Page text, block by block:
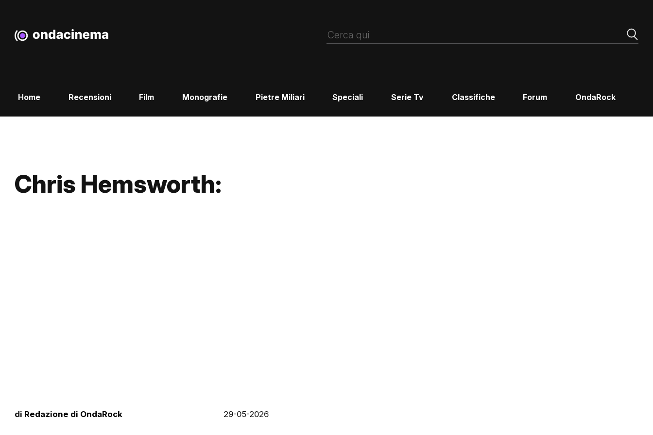
Home Recensioni Film Monografie Pietre Miliari Speciali Serie Tv Classifiche Forum OndaRock
Chris Hemsworth:
di Redazione di OndaRock 29-05-2026